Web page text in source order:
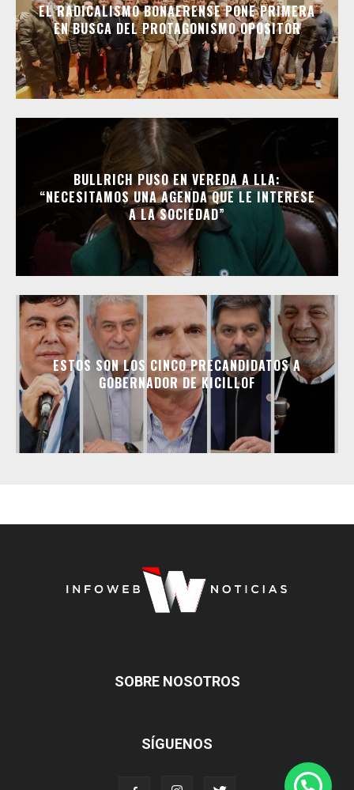
EL RADICALISMO BONAERENSE PONE PRIMERA
EN BUSCA DEL PROTAGONISMO OPOSITOR
BULLRICH PUSO EN VEREDA A LLA:
“NECESITAMOS UNA AGENDA QUE LE INTERESE
A LA SOCIEDAD”
ESTOS SON LOS CINCO PRECANDIDATOS A
GOBERNADOR DE KICILLOF
SOBRE NOSOTROS
SÍGUENOS